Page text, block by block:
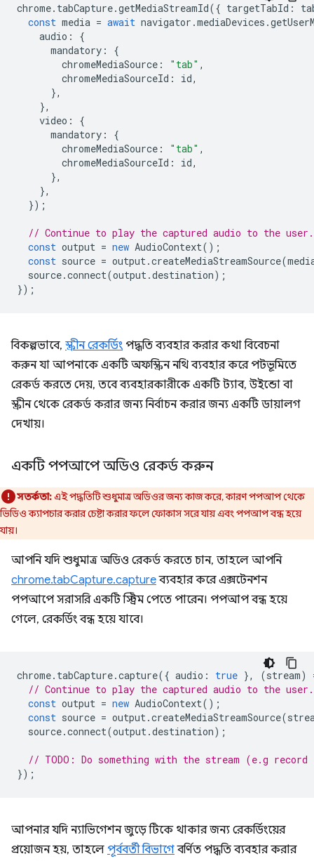
chrome. tabCapture.getMediaStreamId({ targetTabId :
const media = await navigator .mediaDevices .
audio :
{
mandatory :
{
chromeMediaSource : "tab" ,
chromeMediaSourceId : id,
},
},
video :
{
mandatory :
{
chromeMediaSource : "tab" ,
chromeMediaSourceId : id,
},
},
});
// Continue to play the captured audio to the user.
const output = new AudioContext();
const source = output .createMediaStreamSource(
source.connect(output .destination);
});
বিকল্পভাবে, স্ক্রীন রেকর্ডিং পদ্ধতি ব্যবহার করার কথা বিবেচনা
করুন যা আপনাকে একটি অফস্ক্রিন নথি ব্যবহার করে পটভূমিতে
রেকর্ড করতে দেয়, তবে ব্যবহারকারীকে একটি ট্যাব, উইন্ডো বা
স্ক্রীন থেকে রেকর্ড করার জন্য নির্বাচন করার জন্য একটি ডায়ালগ
দেখায়।
একটি পপআপে অডিও রেকর্ড করুন
সতর্কতা:এই পদ্ধতিটি শুধুমাত্র অডিওর জন্য কাজ করে, কারণ পপআপ থেকে
ভিডিও ক্যাপচার করার চেষ্টা করার ফলে ফোকাস সরে যায় এবং পপআপ বন্ধ হয়ে
যায়।
আপনি যদি শুধুমাত্র অডিও রেকর্ড করতে চান, তাহলে আপনি
chrome.tabCapture.captureব্যবহার করে এক্সটেনশন
পপআপে সরাসরি একটি স্ট্রিম পেতে পারেন। পপআপ বন্ধ হয়ে
গেলে, রেকর্ডিং বন্ধ হয়ে যাবে।
chrome. tabCapture.capture({ audio : true }, (stream)
// Continue to play the captured audio to the user.
const output = new AudioContext();
const source = output .createMediaStreamSource(
source.connect(output .destination);
// TODO: Do something with the stream (e.g
});
আপনার যদি ন্যাভিগেশন জুড়ে টিকে থাকার জন্য রেকর্ডিংয়ের
প্রয়োজন হয়, তাহলে পূর্ববর্তী বিভাগেবর্ণিত পদ্ধতি ব্যবহার করার